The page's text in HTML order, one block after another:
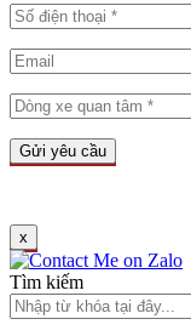
x
Tìm kiếm